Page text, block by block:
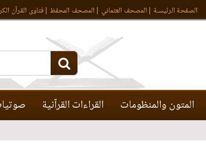
الصفحة الرئيسـة المصحف العثماني المصحف المحفظ فتاوى القرآن
المتون والمنظومات القراءات القرآنية